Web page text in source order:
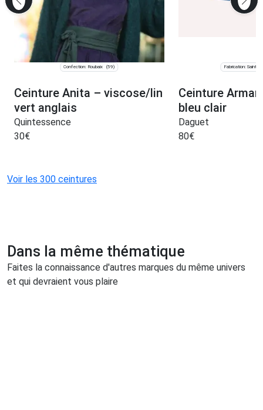
Confection: Roubaix (59)
Ceinture Anita – viscose/lin
vert anglais
Quintessence
30€
Fabrication: Saint-
Ceinture
bleu clair
Daguet
80€
Voir les 300 ceintures
Dans la même thématique
Faites la connaissance d'autres marques du même univers
et qui devraient vous plaire